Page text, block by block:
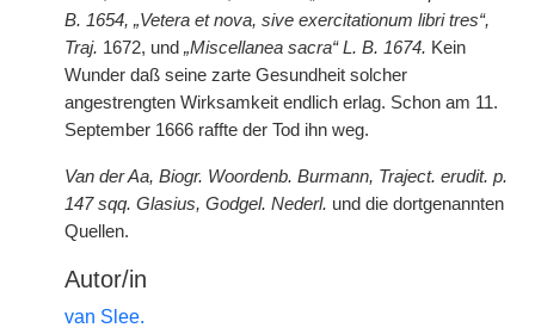
B. 1654, „Vetera et nova, sive exercitationum libri tres“,
Traj. 1672, und „Miscellanea sacra“ L. B. 1674. Kein
Wunder daß seine zarte Gesundheit solcher
angestrengten Wirksamkeit endlich erlag. Schon am 11.
September 1666 raffte der Tod ihn weg.
Van der Aa, Biogr. Woordenb. Burmann, Traject. erudit. p.
147 sqq. Glasius, Godgel. Nederl. und die dortgenannten
Quellen.
Autor/in
van Slee.